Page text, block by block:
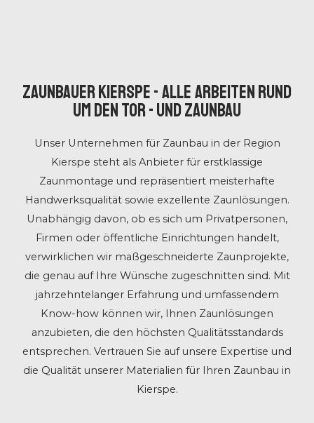
ZAUNBAUER KIERSPE - ALLE ARBEITEN RUND
UM DEN TOR - UND ZAUNBAU
Unser Unternehmen für Zaunbau in der Region
Kierspe steht als Anbieter für erstklassige
Zaunmontage und repräsentiert meisterhafte
Handwerksqualität sowie exzellente Zaunlösungen.
Unabhängig davon, ob es sich um Privatpersonen,
Firmen oder öffentliche Einrichtungen handelt,
verwirklichen wir maßgeschneiderte Zaunprojekte,
die genau auf Ihre Wünsche zugeschnitten sind. Mit
jahrzehntelanger Erfahrung und umfassendem
Know-how können wir, Ihnen Zaunlösungen
anzubieten, die den höchsten Qualitätsstandards
entsprechen. Vertrauen Sie auf unsere Expertise und
die Qualität unserer Materialien für Ihren Zaunbau in
Kierspe.